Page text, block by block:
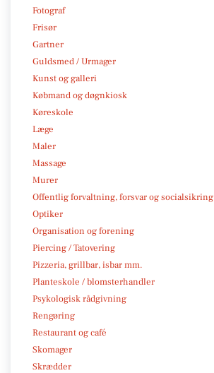
Fotograf
Frisør
Gartner
Guldsmed / Urmager
Kunst og galleri
Købmand og døgnkiosk
Køreskole
Læge
Maler
Massage
Murer
Offentlig forvaltning, forsvar og socialsikring
Optiker
Organisation og forening
Piercing / Tatovering
Pizzeria, grillbar, isbar mm.
Planteskole / blomsterhandler
Psykologisk rådgivning
Rengøring
Restaurant og café
Skomager
Skrædder